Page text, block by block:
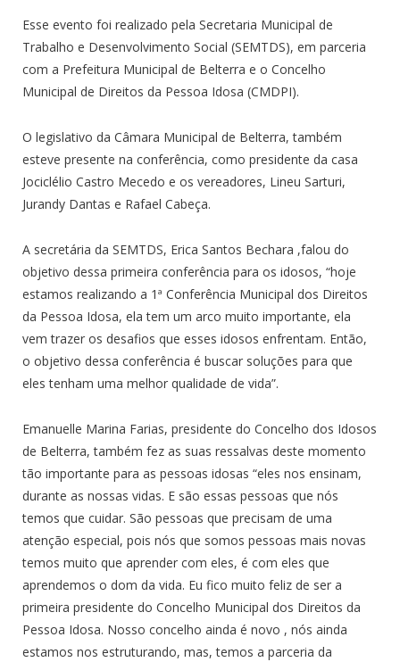
Esse evento foi realizado pela Secretaria Municipal de
Trabalho e Desenvolvimento Social (SEMTDS), em parceria
com a Prefeitura Municipal de Belterra e o Concelho
Municipal de Direitos da Pessoa Idosa (CMDPI).
O legislativo da Câmara Municipal de Belterra, também
esteve presente na conferência, como presidente da casa
Jociclélio Castro Mecedo e os vereadores, Lineu Sarturi,
Jurandy Dantas e Rafael Cabeça.
A secretária da SEMTDS, Erica Santos Bechara ,falou do
objetivo dessa primeira conferência para os idosos, “hoje
estamos realizando a 1ª Conferência Municipal dos Direitos
da Pessoa Idosa, ela tem um arco muito importante, ela
vem trazer os desafios que esses idosos enfrentam. Então,
o objetivo dessa conferência é buscar soluções para que
eles tenham uma melhor qualidade de vida”.
Emanuelle Marina Farias, presidente do Concelho dos Idosos
de Belterra, também fez as suas ressalvas deste momento
tão importante para as pessoas idosas “eles nos ensinam,
durante as nossas vidas. E são essas pessoas que nós
temos que cuidar. São pessoas que precisam de uma
atenção especial, pois nós que somos pessoas mais novas
temos muito que aprender com eles, é com eles que
aprendemos o dom da vida. Eu fico muito feliz de ser a
primeira presidente do Concelho Municipal dos Direitos da
Pessoa Idosa. Nosso concelho ainda é novo , nós ainda
estamos nos estruturando, mas, temos a parceria da